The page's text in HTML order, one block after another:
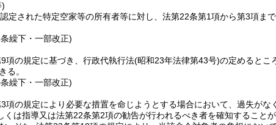
)
定された特定空家等の所有者等に対し、法第22条第1項から第3項ま
繰下・一部改正)
項の規定に基づき、行政代執行法(昭和23年法律第43号)の定めるとこ
る。
繰下・一部改正)
項の規定により必要な措置を命じようとする場合において、過失がな
くは指導又は法第22条第2項の勧告が行われるべき者を確知すること